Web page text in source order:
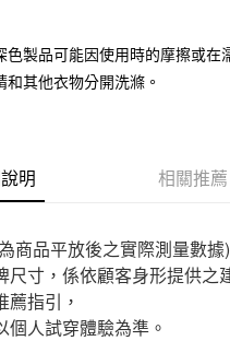
含以上)免運費
含以上)免運費
色製品可能因使用時的摩擦或在
其他衣物分開洗滌。
明 相關推薦
商品平放後之實際測量數據)
尺寸，係依顧客身形提供之
指引，
人試穿體驗為準。